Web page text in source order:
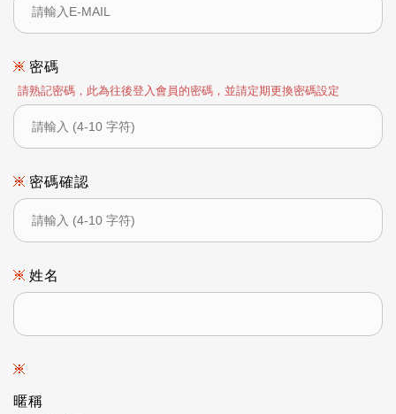
密碼
請熟記密碼，此為往後登入會員的密碼，並請定期更換密碼設定
密碼確認
姓名
暱稱